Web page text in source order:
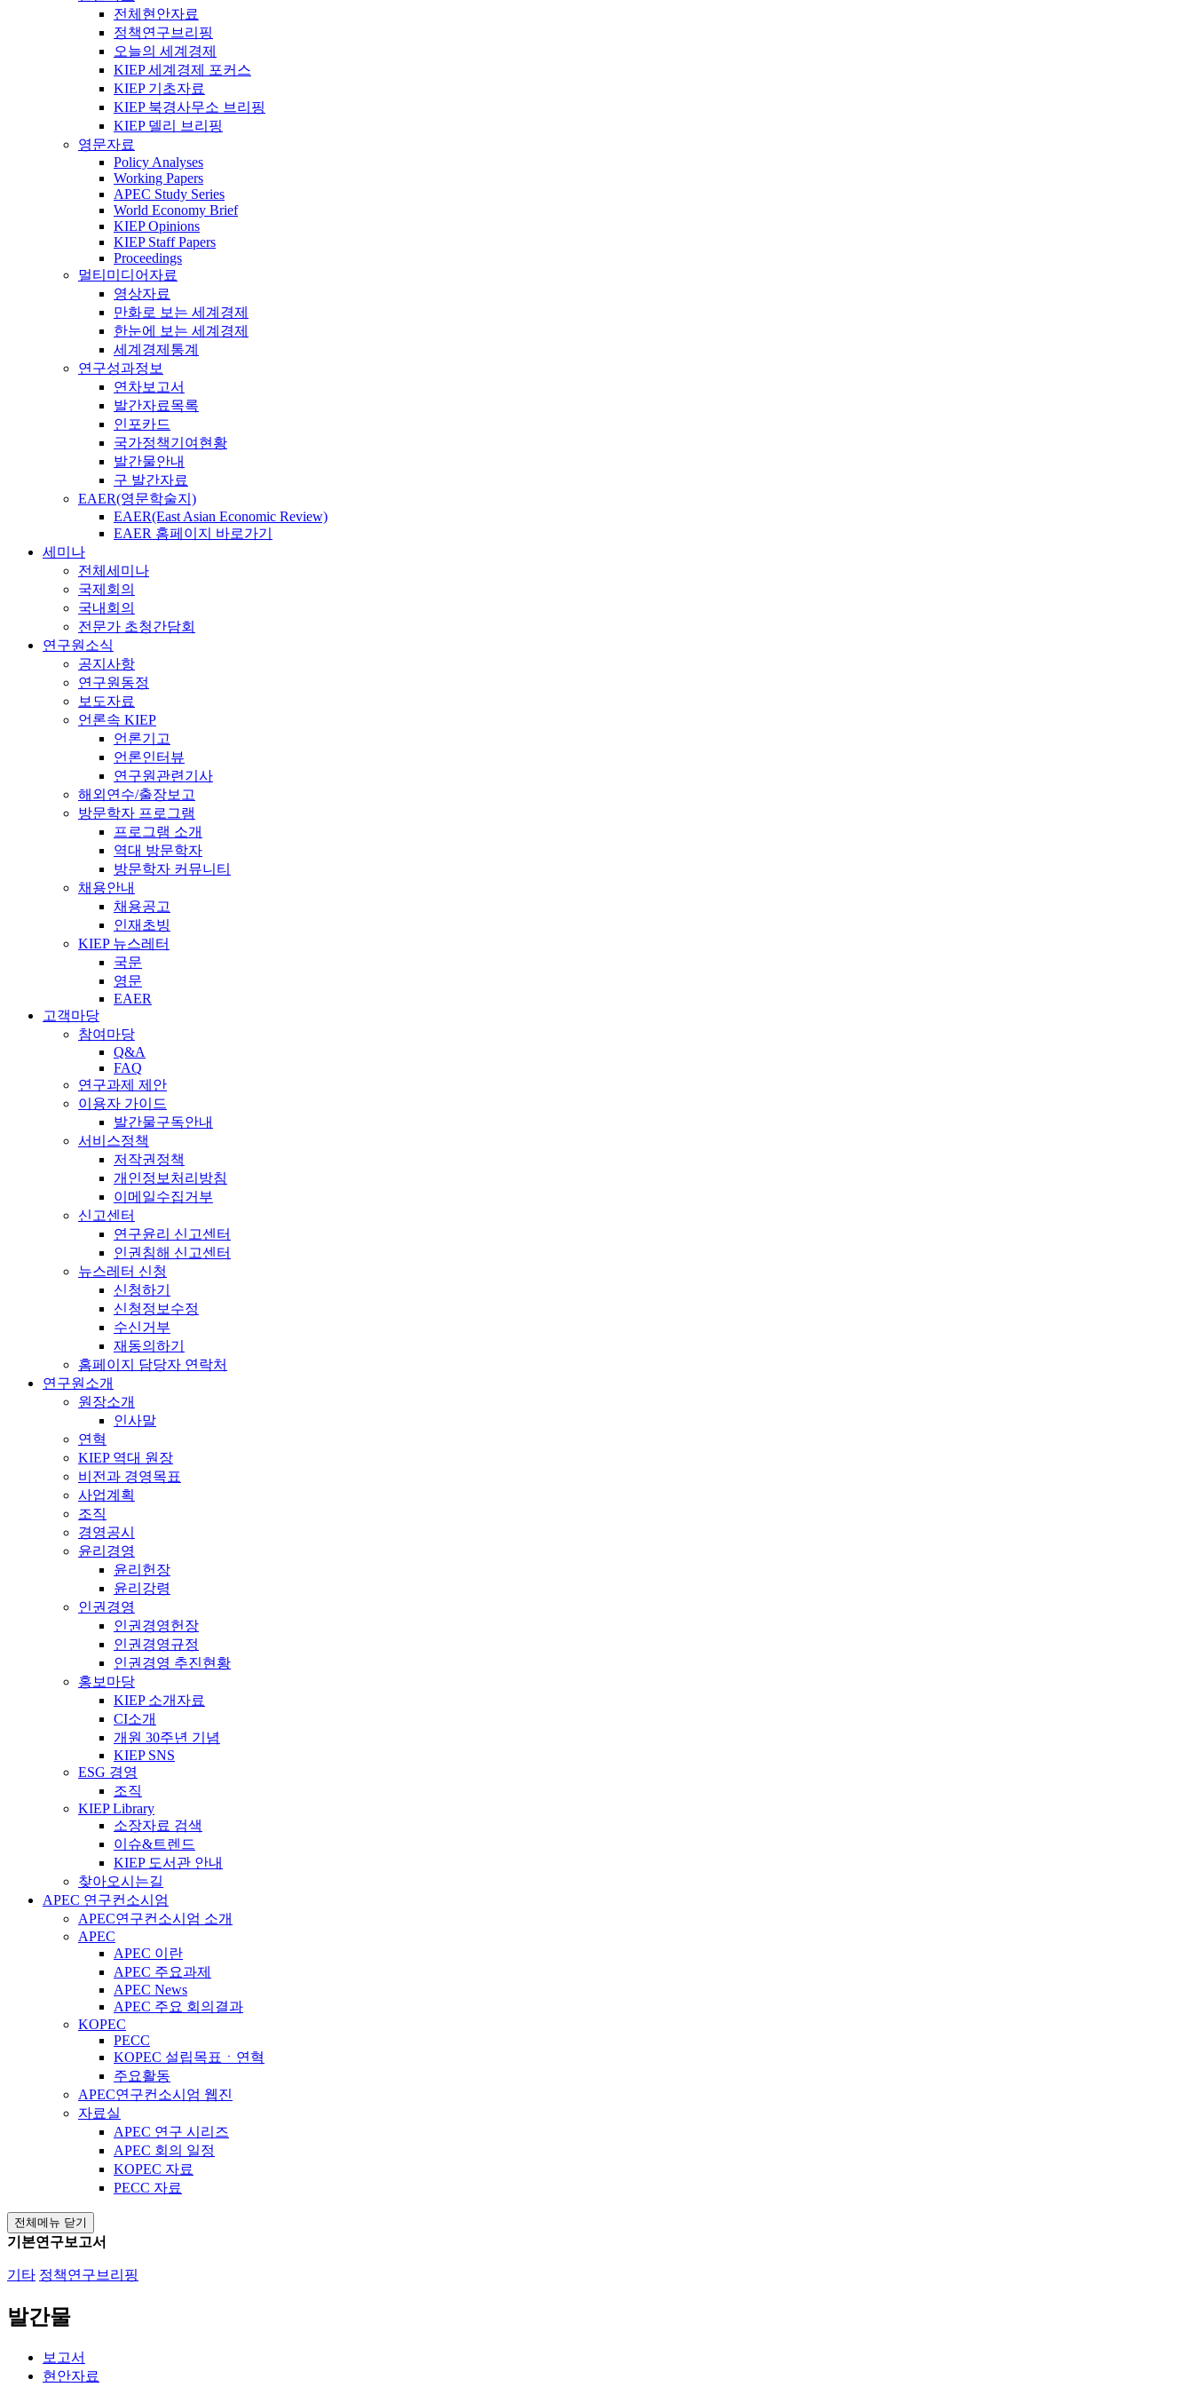
전체현안자료
정책연구브리핑
오늘의 세계경제
KIEP 세계경제 포커스
KIEP 기초자료
KIEP 북경사무소 브리핑
KIEP 델리 브리핑
영문자료
Policy Analyses
Working Papers
APEC Study Series
World Economy Brief
KIEP Opinions
KIEP Staff Papers
Proceedings
멀티미디어자료
영상자료
만화로 보는 세계경제
한눈에 보는 세계경제
세계경제통계
연구성과정보
연차보고서
발간자료목록
인포카드
국가정책기여현황
발간물안내
구 발간자료
EAER(영문학술지)
EAER(East Asian Economic Review)
EAER 홈페이지 바로가기
세미나
전체세미나
국제회의
국내회의
전문가 초청간담회
연구원소식
공지사항
연구원동정
보도자료
언론속 KIEP
언론기고
언론인터뷰
연구원관련기사
해외연수/출장보고
방문학자 프로그램
프로그램 소개
역대 방문학자
방문학자 커뮤니티
채용안내
채용공고
인재초빙
KIEP 뉴스레터
국문
영문
EAER
고객마당
참여마당
Q&A
FAQ
연구과제 제안
이용자 가이드
발간물구독안내
서비스정책
저작권정책
개인정보처리방침
이메일수집거부
신고센터
연구윤리 신고센터
인권침해 신고센터
뉴스레터 신청
신청하기
신청정보수정
수신거부
재동의하기
홈페이지 담당자 연락처
연구원소개
원장소개
인사말
연혁
KIEP 역대 원장
비전과 경영목표
사업계획
조직
경영공시
윤리경영
윤리헌장
윤리강령
인권경영
인권경영헌장
인권경영규정
인권경영 추진현황
홍보마당
KIEP 소개자료
CI소개
개원 30주년 기념
KIEP SNS
ESG 경영
조직
KIEP Library
소장자료 검색
이슈&트렌드
KIEP 도서관 안내
찾아오시는길
APEC 연구컨소시엄
APEC연구컨소시엄 소개
APEC
APEC 이란
APEC 주요과제
APEC News
APEC 주요 회의결과
KOPEC
PECC
KOPEC 설립목표ㆍ연혁
주요활동
APEC연구컨소시엄 웹진
자료실
APEC 연구 시리즈
APEC 회의 일정
KOPEC 자료
PECC 자료
전체메뉴 닫기
기본연구보고서
기타 정책연구브리핑
발간물
보고서
현안자료